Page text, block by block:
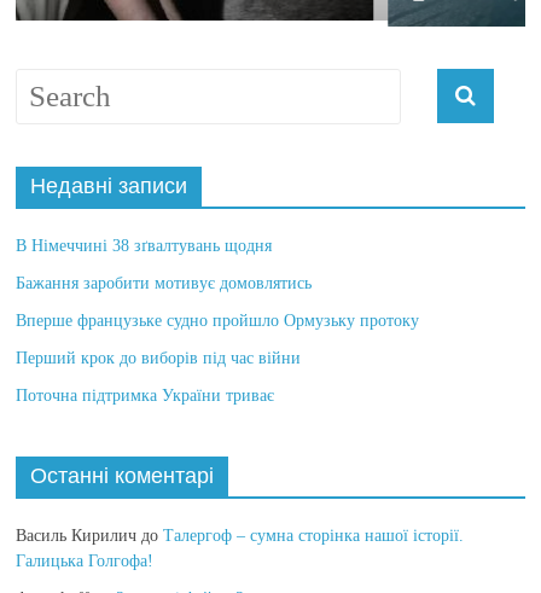
Недавні записи
В Німеччині 38 зґвалтувань щодня
Бажання заробити мотивує домовлятись
Вперше французьке судно пройшло Ормузьку протоку
Перший крок до виборів під час війни
Поточна підтримка України триває
Останні коментарі
Василь Кирилич до Талергоф – сумна сторінка нашої історії.
Галицька Голгофа!